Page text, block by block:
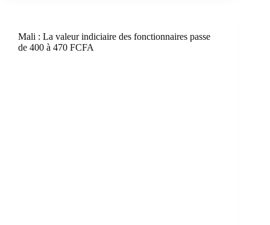
Mali : La valeur indiciaire des fonctionnaires passe
de 400 à 470 FCFA